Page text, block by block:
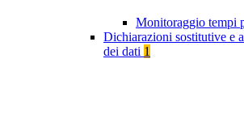
Monitoraggio tempi
Dichiarazioni sostitutive e
dei dati 1